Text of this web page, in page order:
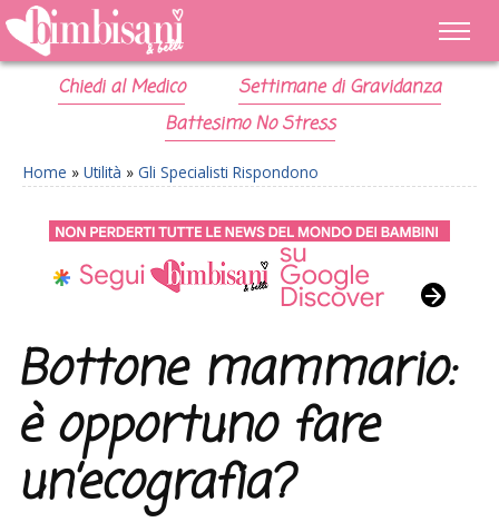
Chiedi al Medico
Settimane di Gravidanza
Battesimo No Stress
Home » Utilità » Gli Specialisti Rispondono
Bottone mammario:
è opportuno fare
un’ecografia?